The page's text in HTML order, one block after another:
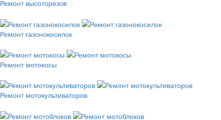
Ремонт высоторезов
Ремонт газонокосилок
Ремонт мотокосы
Ремонт мотокультиваторов